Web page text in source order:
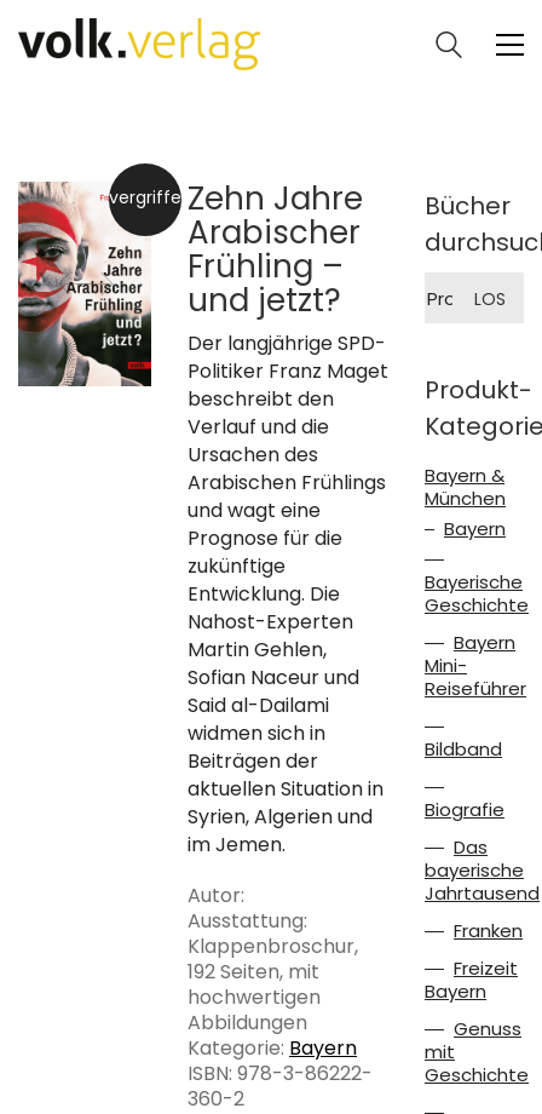
vergriffenZehn Jahre
Arabischer
Frühling –
und jetzt?
Der langjährige SPD-
Politiker Franz Maget
beschreibt den
Verlauf und die
Ursachen des
Arabischen Frühlings
und wagt eine
Prognose für die
zukünftige
Entwicklung. Die
Nahost-Experten
Martin Gehlen,
Sofian Naceur und
Said al-Dailami
widmen sich in
Beiträgen der
aktuellen Situation in
Syrien, Algerien und
im Jemen.
Autor:
Ausstattung:
Klappenbroschur,
192 Seiten, mit
hochwertigen
Abbildungen
Kategorie: Bayern
ISBN: 978-3-86222-
360-2
Bücher
nach:
LOS
Produkt-
Bayern &
München
Bayern
Bayerische
Geschichte
Bayern
Mini-
Reiseführer
Bildband
Biografie
Das
bayerische
Jahrtausend
Franken
Freizeit
Bayern
Genuss
mit
Geschichte